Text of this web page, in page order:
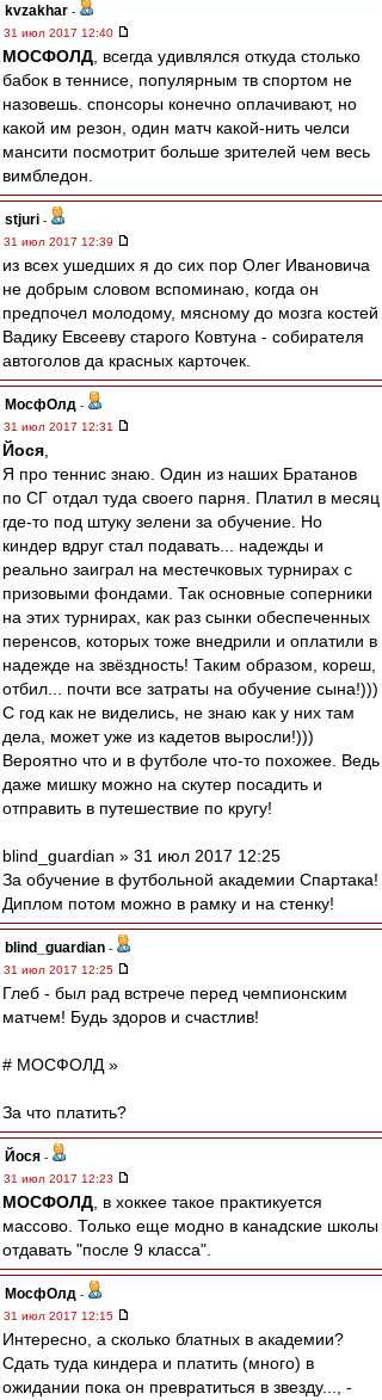
kvzakhar -
31 июл 2017 12:40
МОСФОЛД , всегда удивлялся откуда столько
бабок в теннисе, популярным тв спортом не
назовешь. спонсоры конечно оплачивают, но
какой им резон, один матч какой-нить челси
мансити посмотрит больше зрителей чем весь
вимбледон.
stjuri -
31 июл 2017 12:39
из всех ушедших я до сих пор Олег Ивановича
не добрым словом вспоминаю, когда он
предпочел молодому, мясному до мозга костей
Вадику Евсееву старого Ковтуна - собирателя
автоголов да красных карточек.
МосфОлд -
31 июл 2017 12:31
Йося
Я про теннис знаю. Один из наших Братанов
по СГ отдал туда своего парня. Платил в месяц
где-то под штуку зелени за обучение. Но
киндер вдруг стал подавать... надежды и
реально заиграл на местечковых турнирах с
призовыми фондами. Так основные соперники
на этих турнирах, как раз сынки обеспеченных
перенсов, которых тоже внедрили и оплатили в
надежде на звёздность! Таким образом, кореш,
отбил... почти все затраты на обучение сына!)))
С год как не виделись, не знаю как у них там
дела, может уже из кадетов выросли!)))
Вероятно что и в футболе что-то похожее. Ведь
даже мишку можно на скутер посадить и
отправить в путешествие по кругу!
blind_guardian » 31 июл 2017 12:25
За обучение в футбольной академии Спартака!
Диплом потом можно в рамку и на стенку!
blind_guardian -
31 июл 2017 12:25
Глеб - был рад встрече перед чемпионским
матчем! Будь здоров и счастлив!
# МОСФОЛД »
За что платить?
Йося -
31 июл 2017 12:23
МОСФОЛД , в хоккее такое практикуется
массово. Только еще модно в канадские школы
отдавать "после 9 класса".
МосфОлд -
31 июл 2017 12:15
Интересно, а сколько блатных в академии?
Сдать туда киндера и платить (много) в
ожидании пока он превратиться в звезду..., -